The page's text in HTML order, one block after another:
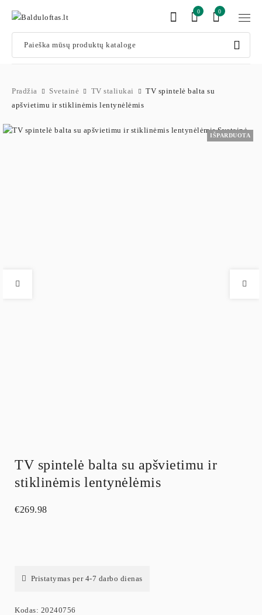
0
0
Pradžia Svetainė TV staliukai
TV spintelė balta su
apšvietimu ir stiklinėmis lentynėlėmis
IŠPARDUOTA
TV spintelė balta su apšvietimu ir
stiklinėmis lentynėlėmis
€269.98
Pristatymas per 4-7 darbo dienas
Kodas: 20240756